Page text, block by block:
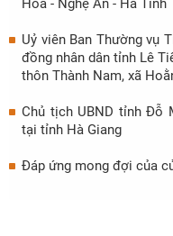
Hóa - Nghệ An - Hà Tĩnh
Uỷ viên Ban Thường vụ
đồng nhân dân tỉnh Lê
thôn Thành Nam, xã
Chủ tịch UBND tỉnh Đỗ
tại tỉnh Hà Giang
Đáp ứng mong đợi của